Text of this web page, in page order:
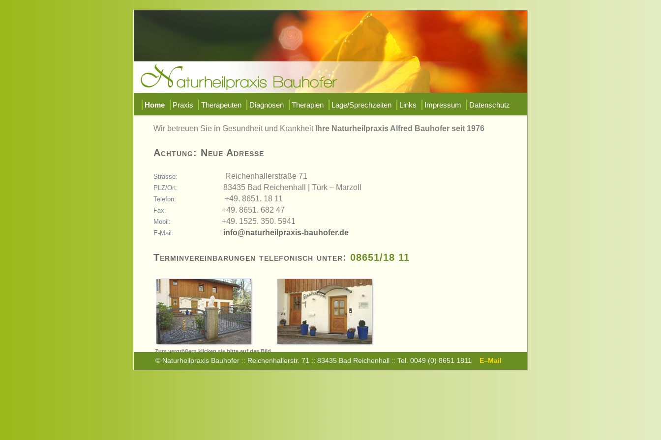
Home Praxis Therapeuten Diagnosen Therapien Lage/Sprechzeiten Links Impressum Datenschutz
Wir betreuen Sie in Gesundheit und Krankheit Ihre Naturheilpraxis Alfred Bauhofer seit 1976
Achtung: Neue Adresse
Strasse: Reichenhallerstraße 71
PLZ/Ort: 83435 Bad Reichenhall | Türk – Marzoll
Telefon: +49. 8651. 18 11
Fax: +49. 8651. 682 47
Mobil: +49. 1525. 350. 5941
E-Mail: info@naturheilpraxis-bauhofer.de
Terminvereinbarungen telefonisch unter: 08651/18 11
Zum vergrößern klicken sie bitte auf das Bild
© Naturheilpraxis Bauhofer :: Reichenhallerstr. 71 :: 83435 Bad Reichenhall :: Tel. 0049 (0) 8651 1811 E–Mail